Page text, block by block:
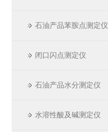
石油产品苯胺点测定仪
闭口闪点测定仪
石油产品水分测定仪
水溶性酸及碱测定仪